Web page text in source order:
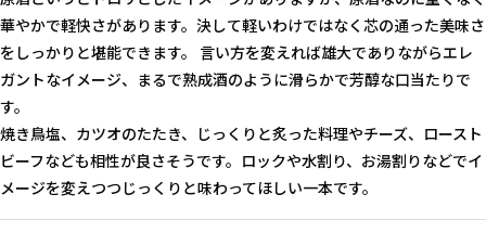
華やかで軽快さがあります。決して軽いわけではなく芯の通った美味さ
をしっかりと堪能できます。 言い方を変えれば雄大でありながらエレ
ガントなイメージ、まるで熟成酒のように滑らかで芳醇な口当たりで
す。
焼き鳥塩、カツオのたたき、じっくりと炙った料理やチーズ、ロースト
ビーフなども相性が良さそうです。ロックや水割り、お湯割りなどでイ
メージを変えつつじっくりと味わってほしい一本です。